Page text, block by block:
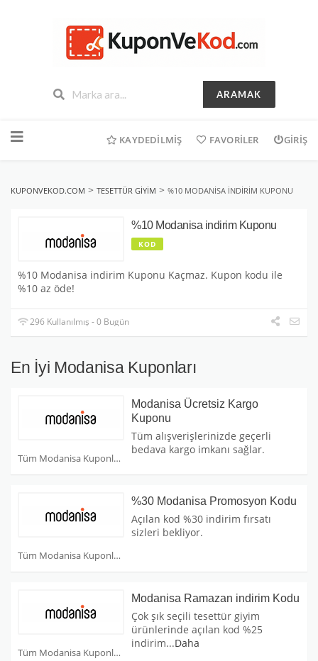
ARAMAK
geç
KAYDEDILMIŞ FAVORILER GIRIŞ
KUPONVEKOD.COM > TESETTÜR GIYIM > %10 MODANISA INDIRIM KUPONU
%10 Modanisa indirim Kuponu
KOD
%10 Modanisa indirim Kuponu Kaçmaz. Kupon kodu ile
%10 az öde!
296 Kullanılmış - 0 Bugün
En İyi Modanisa Kuponları
Tüm Modanisa Kuponları
Modanisa Ücretsiz Kargo
Kuponu
Tüm alışverişlerinizde geçerli
bedava kargo imkanı sağlar.
Tüm Modanisa Kuponları
%30 Modanisa Promosyon Kodu
Açılan kod %30 indirim fırsatı
sizleri bekliyor.
Tüm Modanisa Kuponları
Modanisa Ramazan indirim Kodu
Çok şık seçili tesettür giyim
ürünlerinde açılan kod %25
indirim...Daha